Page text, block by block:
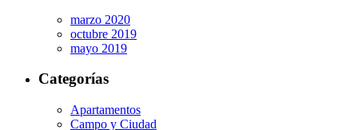
marzo 2020
octubre 2019
mayo 2019
Categorías
Apartamentos
Campo y Ciudad